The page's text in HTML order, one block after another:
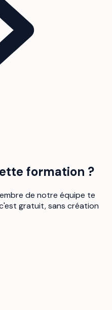
formation ?
de notre équipe te
gratuit, sans création